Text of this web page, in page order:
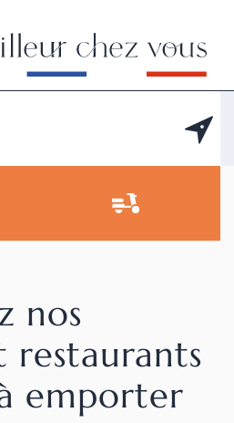
nos
restaurants
emporter